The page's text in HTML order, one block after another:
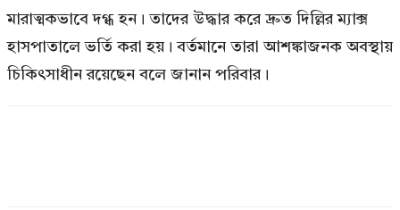
মারাত্মকভাবে দগ্ধ হন। তাদের উদ্ধার করে দ্রুত দিল্লির ম্যাক্স
হাসপাতালে ভর্তি করা হয়। বর্তমানে তারা আশঙ্কাজনক অবস্থায়
চিকিৎসাধীন রয়েছেন বলে জানান পরিবার।